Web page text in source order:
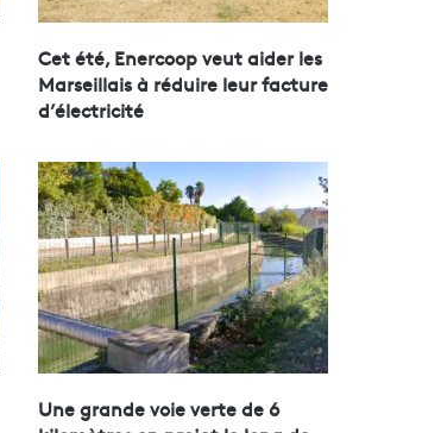
Cet été, Enercoop veut aider les
Marseillais à réduire leur facture
d’électricité
Une grande voie verte de 6